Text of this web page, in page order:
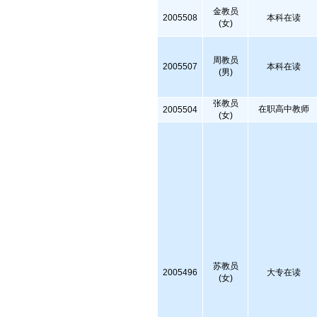
2005508
金教员
(女)
本科在读
2005507
周教员
(男)
本科在读
2005504
张教员
(女)
在职高中教师
2005496
苏教员
(女)
大专在读